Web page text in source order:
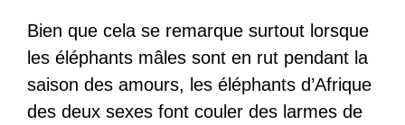
Bien que cela se remarque surtout lorsque
les éléphants mâles sont en rut pendant la
saison des amours, les éléphants d’Afrique
des deux sexes font couler des larmes de